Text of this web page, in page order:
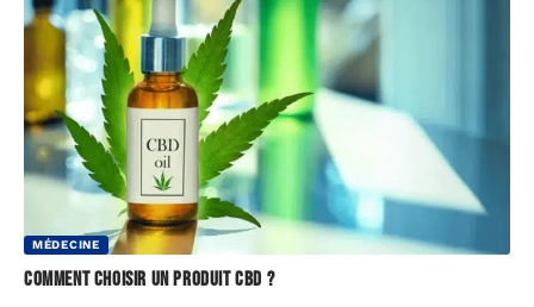
MÉDECINE
Comment choisir un produit CBD ?